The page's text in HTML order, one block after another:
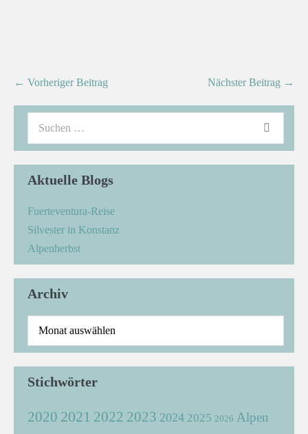
← Vorheriger Beitrag Nächster Beitrag →
Aktuelle Blogs
Fuerteventura-Reise
Silvester in Konstanz
Alpenherbst
Archiv
Stichwörter
2020 2021 2022 2023 2024 2025 2026 Alpen